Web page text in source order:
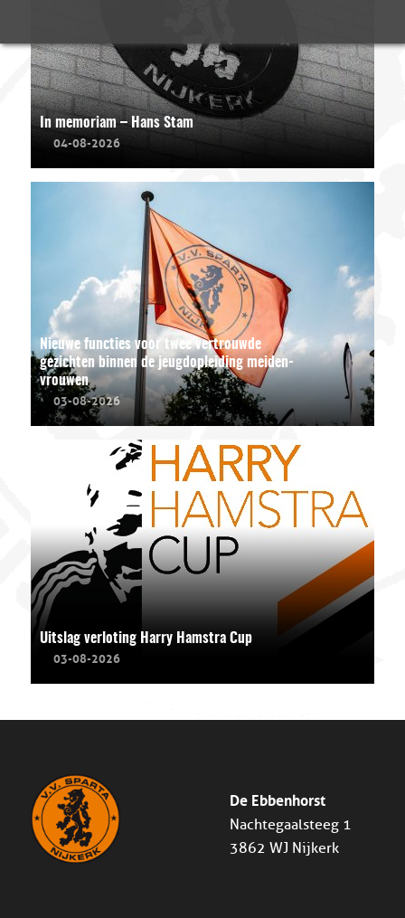
In memoriam – Hans Stam
04-08-2026
Nieuwe functies voor twee vertrouwde
gezichten binnen de jeugdopleiding meiden-
vrouwen
03-08-2026
Uitslag verloting Harry Hamstra Cup
03-08-2026
De Ebbenhorst
Nachtegaalsteeg 1
3862 WJ Nijkerk